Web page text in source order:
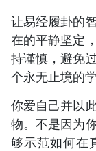
让易经履卦的
在的平静坚定
持谨慎，避免
个永无止境的
你爱自己并以
物。不是因为
够示范如何在